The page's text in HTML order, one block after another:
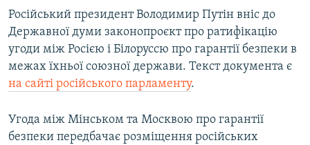
Російський президент Володимир Путін вніс до
Державної думи законопроєкт про ратифікацію
угоди між Росією і Білоруссю про гарантії безпеки в
межах їхньої союзної держави. Текст документа є
на сайті російського парламенту.
Угода між Мінськом та Москвою про гарантії
безпеки передбачає розміщення російських